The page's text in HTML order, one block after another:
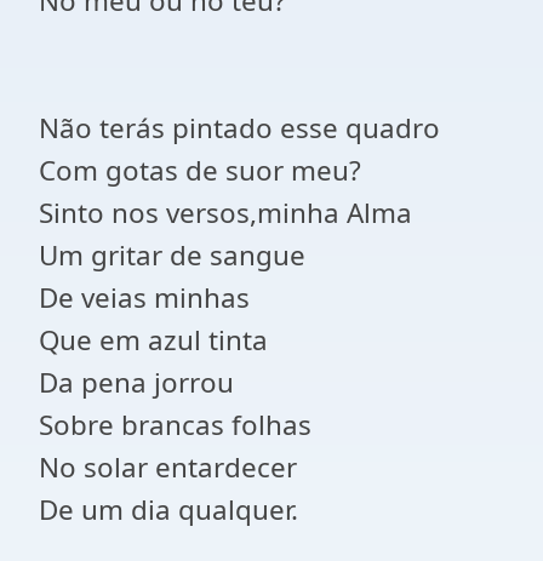
Não terás pintado esse quadro
Com gotas de suor meu?
Sinto nos versos,minha Alma
Um gritar de sangue
De veias minhas
Que em azul tinta
Da pena jorrou
Sobre brancas folhas
No solar entardecer
De um dia qualquer.